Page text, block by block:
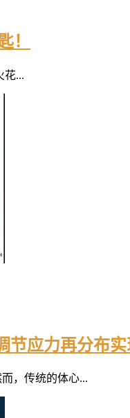
！
花...
节应力再分布
，传统的体心...